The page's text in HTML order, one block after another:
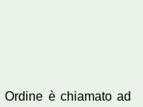
è chiamato ad